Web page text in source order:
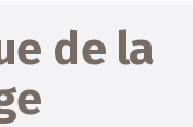
de la